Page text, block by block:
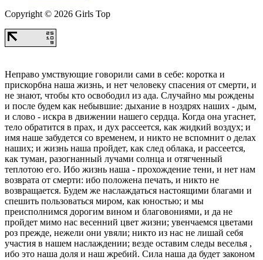
Copyright © 2026 Girls Top
Неправо умствующие говорили сами в себе: коротка и
прискорбна наша жизнь, и нет человеку спасения от смерти, и
не знают, чтобы кто освободил из ада. Случайно мы рождены
и после будем как небывшие: дыхание в ноздрях наших - дым,
и слово - искра в движении нашего сердца. Когда она угаснет,
тело обратится в прах, и дух рассеется, как жидкий воздух; и
имя наше забудется со временем, и никто не вспомнит о делах
наших; и жизнь наша пройдет, как след облака, и рассеется,
как туман, разогнанный лучами солнца и отягченный
теплотою его. Ибо жизнь наша - прохождение тени, и нет нам
возврата от смерти: ибо положена печать, и никто не
возвращается. Будем же наслаждаться настоящими благами и
спешить пользоваться миром, как юностью; и мы
преисполнимся дорогим вином и благовониями, и да не
пройдет мимо нас весенний цвет жизни; увенчаемся цветами
роз прежде, нежели они увяли; никто из нас не лишай себя
участия в нашем наслаждении; везде оставим следы веселья ,
ибо это наша доля и наш жребий. Сила наша да будет законом